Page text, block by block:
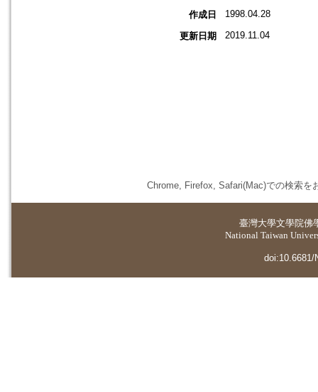
作成日 1998.04.28
更新日期 2019.11.04
Chrome, Firefox, Safari(Mac)での検索を
臺灣大學文學院佛
National Taiwan
doi:10.6681/